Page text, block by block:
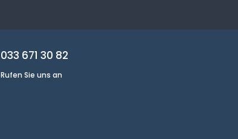
033 671 30 82
Rufen Sie uns an